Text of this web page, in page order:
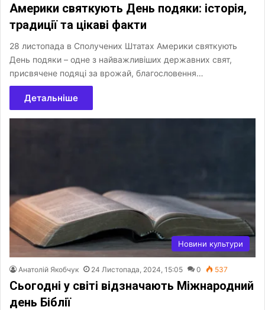
Америки святкують День подяки: історія,
традиції та цікаві факти
28 листопада в Сполучених Штатах Америки святкують
День подяки – одне з найважливіших державних свят,
присвячене подяці за врожай, благословення…
Детальніше
Новини культури
Анатолій Якобчук 24 Листопада, 2024, 15:05 0 537
Сьогодні у світі відзначають Міжнародний
день Біблії